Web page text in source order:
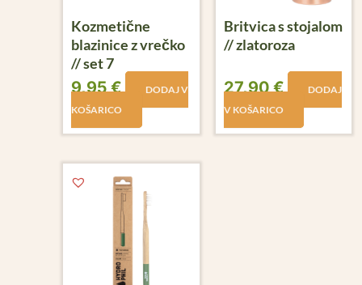
Kozmetične
blazinice z vrečko
// set 7
9,95€
DODAJ V
KOŠARICO
Britvica s stojalom
// zlatoroza
27,90€
DODAJ
V KOŠARICO